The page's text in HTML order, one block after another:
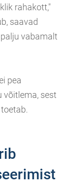
rahakott,"
saavad
vabamalt
pea
võitlema, sest